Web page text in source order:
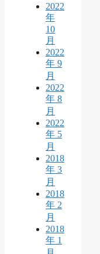
2022
年
10
月
2022
年 9
月
2022
年 8
月
2022
年 5
月
2018
年 3
月
2018
年 2
月
2018
年 1